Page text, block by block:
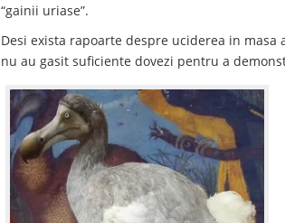
“gainii uriase”.
Desi exista rapoarte despre uciderea in
nu au gasit suficiente dovezi pentru a